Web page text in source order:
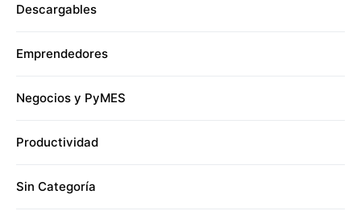
Descargables
Emprendedores
Negocios y PyMES
Productividad
Sin Categoría